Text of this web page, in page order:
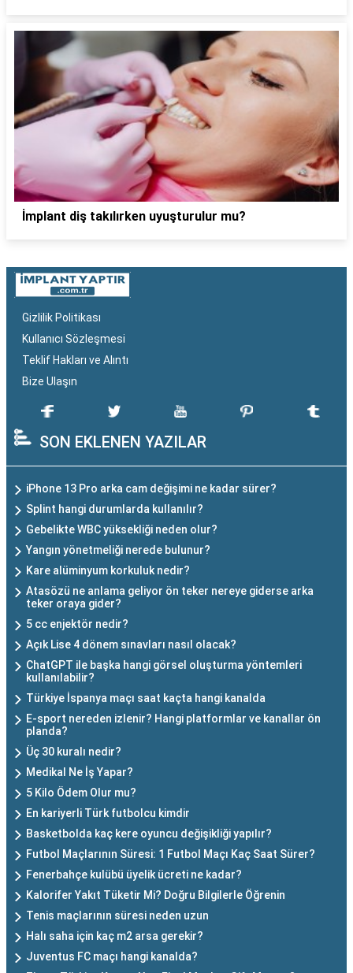
İmplant diş takılırken uyuşturulur mu?
Gizlilik Politikası
Kullanıcı Sözleşmesi
Teklif Hakları ve Alıntı
Bize Ulaşın
SON EKLENEN YAZILAR
iPhone 13 Pro arka cam değişimi ne kadar sürer?
Splint hangi durumlarda kullanılır?
Gebelikte WBC yüksekliği neden olur?
Yangın yönetmeliği nerede bulunur?
Kare alüminyum korkuluk nedir?
Atasözü ne anlama geliyor ön teker nereye giderse arka
teker oraya gider?
5 cc enjektör nedir?
Açık Lise 4 dönem sınavları nasıl olacak?
ChatGPT ile başka hangi görsel oluşturma yöntemleri
kullanılabilir?
Türkiye İspanya maçı saat kaçta hangi kanalda
E-sport nereden izlenir? Hangi platformlar ve kanallar ön
planda?
Üç 30 kuralı nedir?
Medikal Ne İş Yapar?
5 Kilo Ödem Olur mu?
En kariyerli Türk futbolcu kimdir
Basketbolda kaç kere oyuncu değişikliği yapılır?
Futbol Maçlarının Süresi: 1 Futbol Maçı Kaç Saat Sürer?
Fenerbahçe kulübü üyelik ücreti ne kadar?
Kalorifer Yakıt Tüketir Mi? Doğru Bilgilerle Öğrenin
Tenis maçlarının süresi neden uzun
Halı saha için kaç m2 arsa gerekir?
Juventus FC maçı hangi kanalda?